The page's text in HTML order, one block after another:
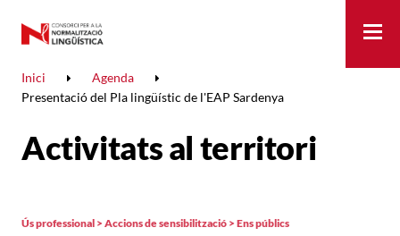
Inici
Agenda
Presentació del Pla lingüístic de l'EAP Sardenya
Activitats al territori
Ús professional > Accions de sensibilització > Ens públics